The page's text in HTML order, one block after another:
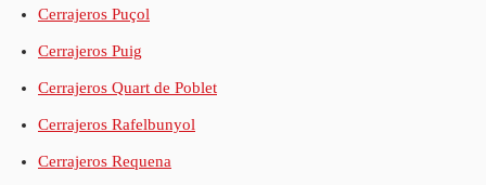
Cerrajeros Puçol
Cerrajeros Puig
Cerrajeros Quart de Poblet
Cerrajeros Rafelbunyol
Cerrajeros Requena